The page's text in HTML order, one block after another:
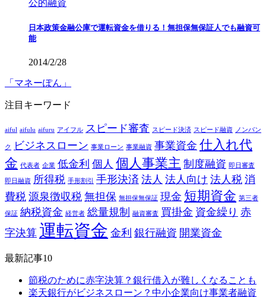
公的融資
日本政策金融公庫で運転資金を借りる！無担保無保証人でも融資可
能
2014/2/28
「マネーぽん」
注目キーワード
aiful aifulu aifuru アイフル スピード審査 スピード決済 スピード融資 ノンバン
ク ビジネスローン 事業ローン 事業融資 事業資金 仕入れ代
金 代表者 企業 低金利 個人 個人事業主 制度融資 即日審査
即日融資 所得税 手形割引 手形決済 法人 法人向け 法人税 消
費税 源泉徴収税 無担保 無担保無保証 現金 短期資金 第三者
保証 納税資金 経営者 総量規制 融資審査 買掛金 資金繰り 赤
字決算 運転資金 金利 銀行融資 開業資金
最新記事10
節税のために赤字決算？銀行借入が難しくなることも
楽天銀行がビジネスローン？中小企業向け事業者融資